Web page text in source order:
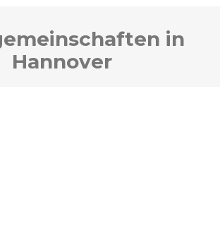
in
Hannover